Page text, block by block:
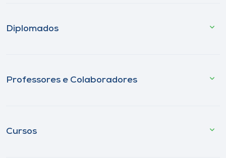
Diplomados
Professores e Colaboradores
Cursos